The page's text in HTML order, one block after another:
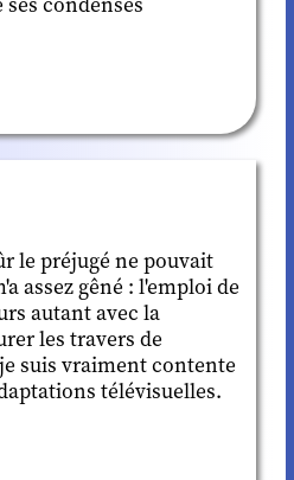
condensés
le préjugé ne pouvait
assez gêné : l'emploi de
autant avec la
les travers de
suis vraiment contente
télévisuelles.